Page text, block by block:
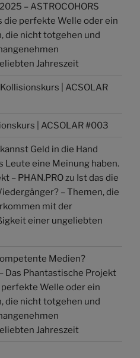
– ASTROCOHORS
die perfekte Welle oder ein
die nicht totgehen und
Jahreszeit
| ACSOLAR
| ACSOLAR #003
Geld in die Hand
Leute eine Meinung haben.
– PHAN.PRO zu Ist das die
– Themen, die
mit der
einer ungeliebten
Medien?
Das Phantastische Projekt
perfekte Welle oder ein
die nicht totgehen und
Jahreszeit